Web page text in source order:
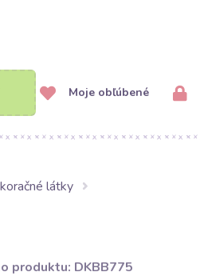
Moje obľúbené
látky
produktu: DKBB775